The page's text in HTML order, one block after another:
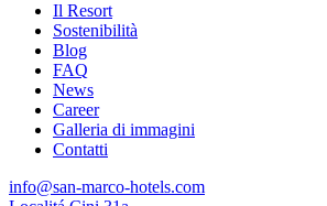
Il Resort
Sostenibilità
Blog
FAQ
News
Career
Galleria di immagini
Contatti
info@san-marco-hotels.com